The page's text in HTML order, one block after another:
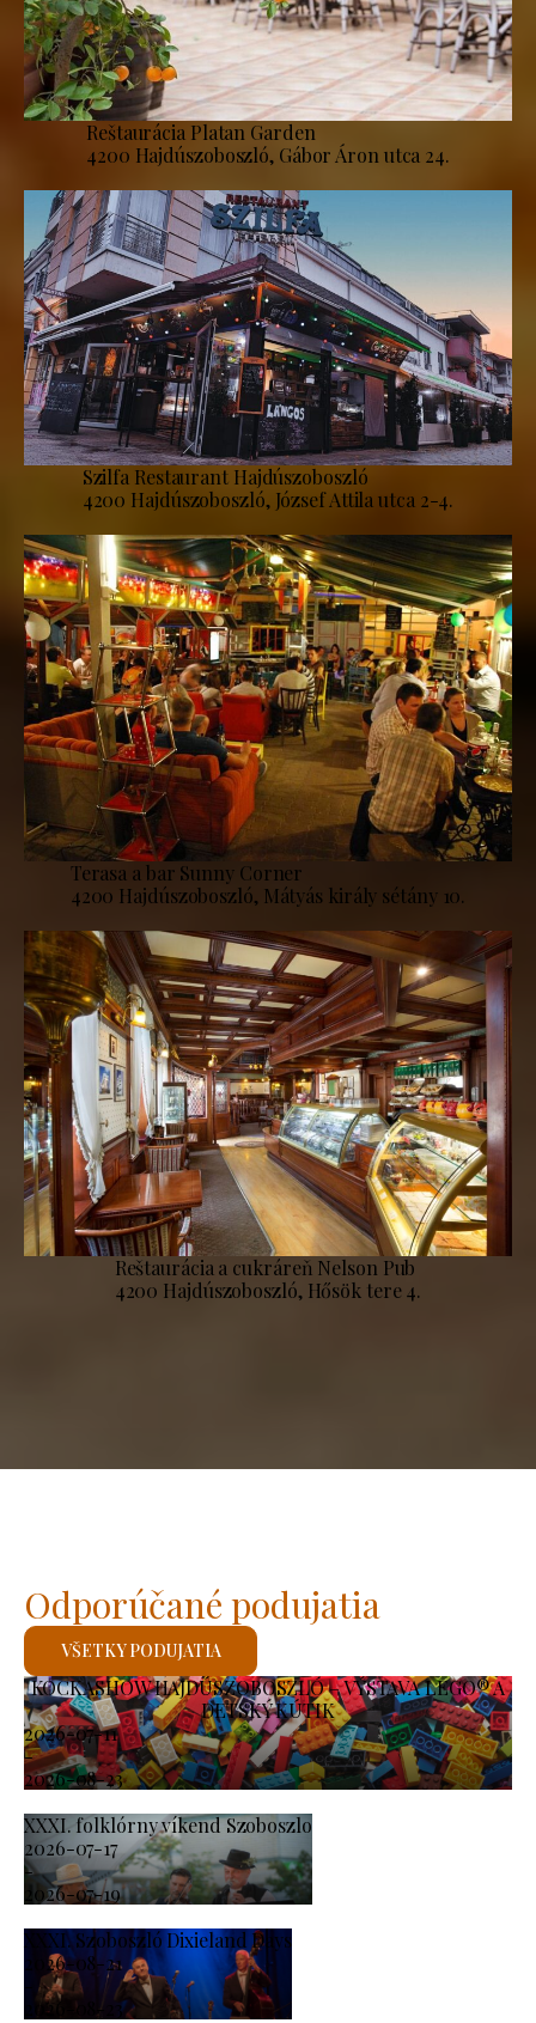
Reštaurácia Platan Garden
4200 Hajdúszoboszló, Gábor Áron utca 24.
Szilfa Restaurant Hajdúszoboszló
4200 Hajdúszoboszló, József Attila utca 2-4.
Terasa a bar Sunny Corner
4200 Hajdúszoboszló, Mátyás király sétány 10.
Reštaurácia a cukráreň Nelson Pub
4200 Hajdúszoboszló, Hősök tere 4.
KOCKASHOW HAJDÚSZOBOSZLÓ – VÝSTAVA LEGO® A
DETSKÝ KÚTIK
2026-07-11
-
2026-08-23
XXXI. folklórny víkend Szoboszlo
2026-07-17
-
2026-07-19
XXXI. Szoboszló Dixieland Days
2026-08-21
-
2026-08-23
Odporúčané podujatia
VŠETKY PODUJATIA